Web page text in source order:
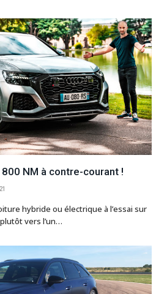
800 NM à contre-courant !
hybride ou électrique à l’essai sur
vers l’un…